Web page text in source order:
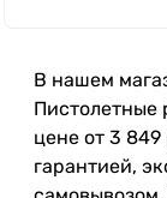
В нашем
Пистолетные
цене от 3 849
гарантией,